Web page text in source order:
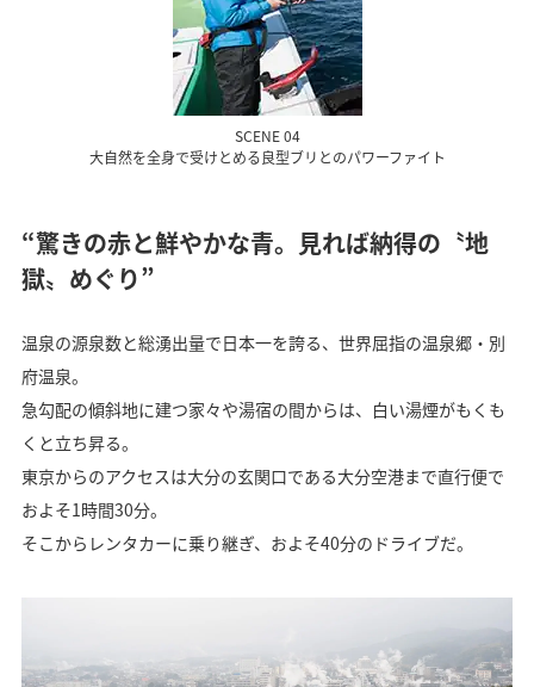
SCENE 04
大自然を全身で受けとめる良型ブリとのパワーファイト
“驚きの赤と鮮やかな青。見れば納得の〝地
獄〟めぐり”
温泉の源泉数と総湧出量で日本一を誇る、世界屈指の温泉郷・別
府温泉。
急勾配の傾斜地に建つ家々や湯宿の間からは、白い湯煙がもくも
くと立ち昇る。
東京からのアクセスは大分の玄関口である大分空港まで直行便で
およそ1時間30分。
そこからレンタカーに乗り継ぎ、およそ40分のドライブだ。